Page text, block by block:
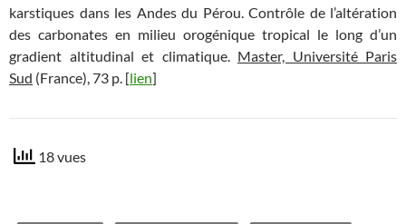
karstiques dans les Andes du Pérou. Contrôle de l’altération
des carbonates en milieu orogénique tropical le long d’un
gradient altitudinal et climatique. Master, Université Paris
Sud (France), 73 p. [lien]
18 vues